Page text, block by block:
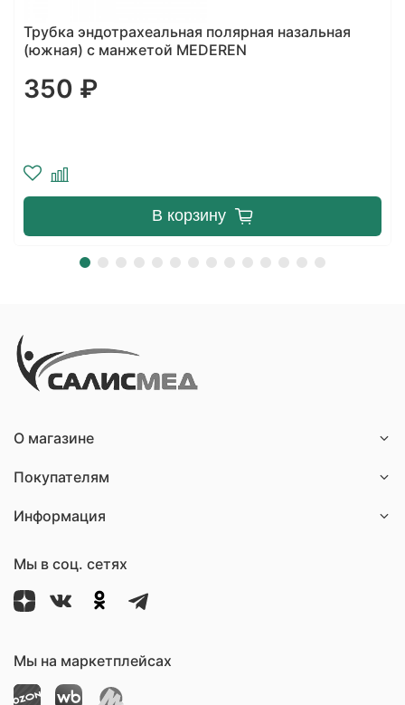
Трубка эндотрахеальная стандартная
одноразового использования с манжетой Alba
108 ₽
В корзину
О магазине
Покупателям
Информация
Мы в соц. сетях
Мы на маркетплейсах